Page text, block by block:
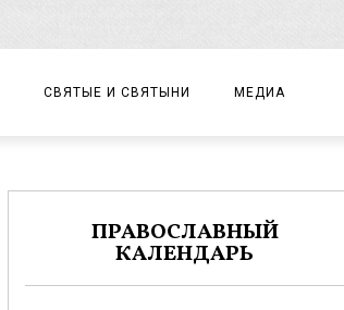
СВЯТЫЕ И СВЯТЫНИ МЕДИА
ФОТО
ПРАВОСЛАВНЫЙ
КАЛЕНДАРЬ